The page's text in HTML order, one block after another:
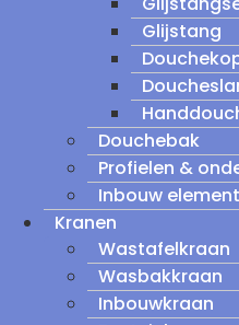
Glijstang
Douchebak
Profielen &
Inbouw
Kranen
Wastafelkraan
Wasbakkraan
Inbouwkraan